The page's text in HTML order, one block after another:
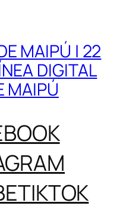
MAIPÚ | 22
DIGITAL
MAIPÚ
TIKTOK